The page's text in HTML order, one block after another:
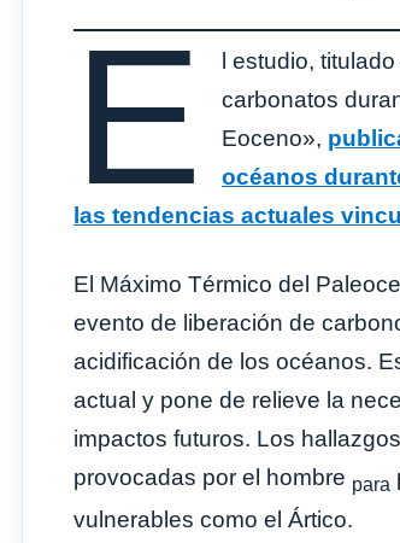
E
l estudio,
carbonatos
Eoceno»,
océanos
las tendencias actuales
El Máximo Térmico del
evento de liberación de
acidificación de los océanos.
actual y pone de relieve la
impactos futuros. Los
provocadas por el hombre para
vulnerables como el Ártico.